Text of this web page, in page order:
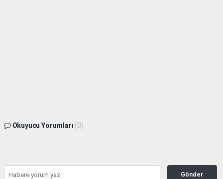
Okuyucu Yorumları (0)
Gönder